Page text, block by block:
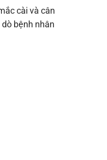
cài và cân
bệnh nhân